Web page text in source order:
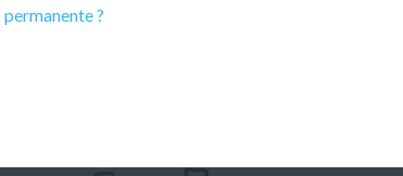
permanente ?